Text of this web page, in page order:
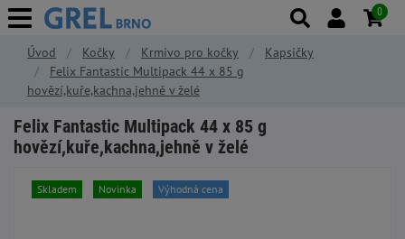
Úvod Kočky Krmivo pro kočky
Kapsičky
Felix Fantastic Multipack 44 x 85 g
hovězí,kuře,kachna,jehně v želé
Felix Fantastic Multipack 44 x 85 g
hovězí,kuře,kachna,jehně v želé
Skladem Novinka Výhodná cena
0